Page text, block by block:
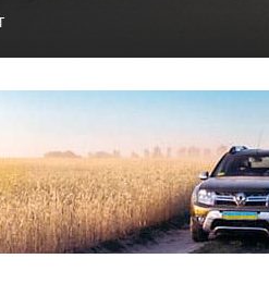
ON
SCENIC
С
НОВОЙ
LFP-
БАТАРЕЕЙ